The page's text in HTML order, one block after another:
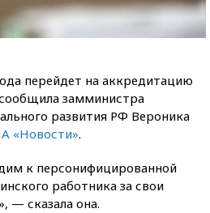
перейдет на аккредитацию
замминистра
развития РФ Вероника
«Новости».
к персонифицированной
работника за свои
— сказала она.